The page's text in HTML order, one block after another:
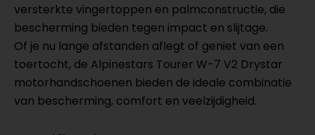
versterkte vingertoppen en palmconstructie, die
bescherming bieden tegen impact en slijtage.
Of je nu lange afstanden aflegt of geniet van een
toertocht, de Alpinestars Tourer W-7 V2 Drystar
motorhandschoenen bieden de ideale combinatie
van bescherming, comfort en veelzijdigheid.